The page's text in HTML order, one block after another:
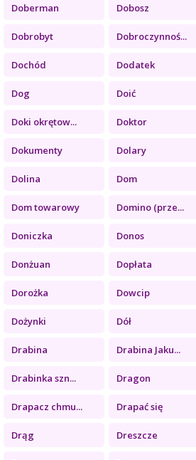
Doberman Dobosz
Dobrobyt Dobroczynnoś...
Dochód Dodatek
Dog Doić
Doki okrętow... Doktor
Dokumenty Dolary
Dolina Dom
Dom towarowy Domino (prze...
Doniczka Donos
Donżuan Dopłata
Dorożka Dowcip
Dożynki Dół
Drabina Drabina Jaku...
Drabinka szn... Dragon
Drapacz chmu... Drapać się
Drąg Dreszcze